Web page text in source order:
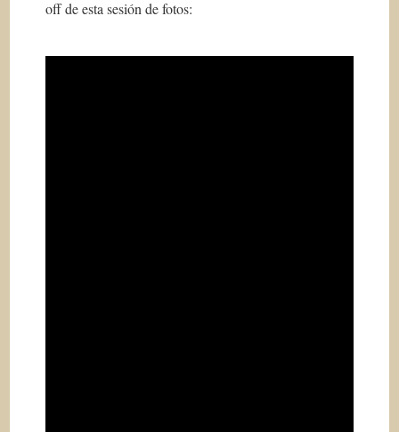
off de esta sesión de fotos: